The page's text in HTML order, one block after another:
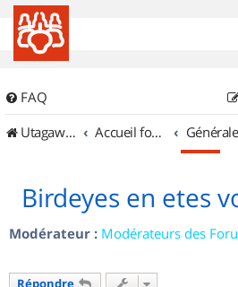
FAQ
UtagawaVTT (Randos VTT et VTTAE avec traces GPS)
Accueil forum Générale
Birdeyes en etes
Modérateur : Modérateurs des
Répondre